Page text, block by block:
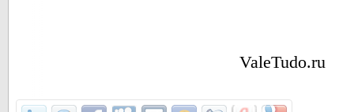
ValeTudo.ru